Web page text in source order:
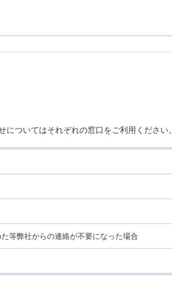
ついてはそれぞれの窓口をご利用ください。
いいたします。
等弊社からの連絡が不要になった場合